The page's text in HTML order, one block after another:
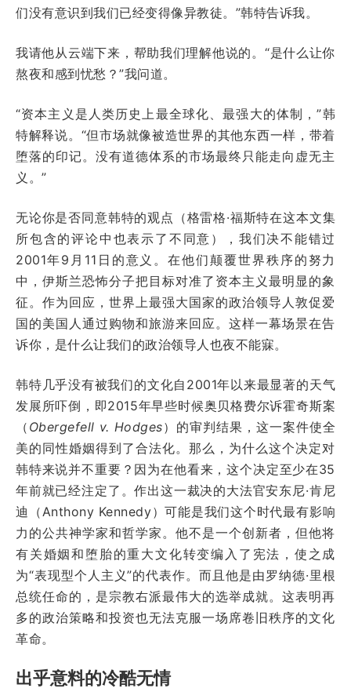
们没有意识到我们已经变得像异教徒。”韩特告诉我。
我请他从云端下来，帮助我们理解他说的。“是什么让你
熬夜和感到忧愁？”我问道。
“资本主义是人类历史上最全球化、最强大的体制，”韩
特解释说。“但市场就像被造世界的其他东西一样，带着
堕落的印记。没有道德体系的市场最终只能走向虚无主
义。”
无论你是否同意韩特的观点（格雷格·福斯特在这本文集
所包含的评论中也表示了不同意），我们决不能错过
2001年9月11日的意义。在他们颠覆世界秩序的努力
中，伊斯兰恐怖分子把目标对准了资本主义最明显的象
征。作为回应，世界上最强大国家的政治领导人敦促爱
国的美国人通过购物和旅游来回应。这样一幕场景在告
诉你，是什么让我们的政治领导人也夜不能寐。
韩特几乎没有被我们的文化自2001年以来最显著的天气
发展所吓倒，即2015年早些时候奥贝格费尔诉霍奇斯案
（ Obergefell v. Hodges）的审判结果，这一案件使全
美的同性婚姻得到了合法化。那么，为什么这个决定对
韩特来说并不重要？因为在他看来，这个决定至少在35
年前就已经注定了。作出这一裁决的大法官安东尼·肯尼
迪（Anthony Kennedy）可能是我们这个时代最有影响
力的公共神学家和哲学家。他不是一个创新者，但他将
有关婚姻和堕胎的重大文化转变编入了宪法，使之成
为“表现型个人主义”的代表作。而且他是由罗纳德·里根
总统任命的，是宗教右派最伟大的选举成就。这表明再
多的政治策略和投资也无法克服一场席卷旧秩序的文化
革命。
出乎意料的冷酷无情